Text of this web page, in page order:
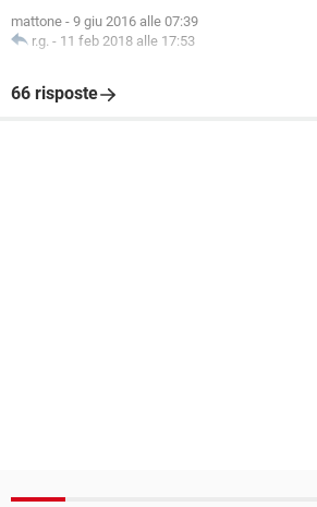
mattone - 9 giu 2016 alle 07:39
r.g. - 11 feb 2018 alle 17:53
66 risposte